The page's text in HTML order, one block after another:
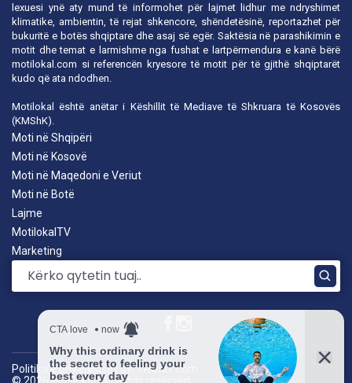
lexuesi ynë aty mund të informohet për lajmet lidhur me ndryshimet
klimatike, ambientin, të rejat shkencore, shëndetësinë, reportazhet për
bukuritë e botës shqiptare dhe asaj së egër. Saktësia në parashikimin e
motit dhe temat e larmishme nga fushat e lartpërmendura e kanë bërë
motilokal.com si referencën kryesore të motit për të gjithë shqiptarët
kudo që ata ndodhen.
Motilokal është anëtar i Këshillit të Mediave të Shkruara të Kosovës
(KMShK).
Moti në Shqipëri
Moti në Kosovë
Moti në Maqedoni e Veriut
Moti në Botë
Lajme
MotilokalTV
Marketing
Politika e privatësisë| by: TROKIT.com